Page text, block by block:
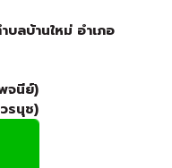
ลบ้านใหม่ อำเภอ
จนีย์)
รนุช)